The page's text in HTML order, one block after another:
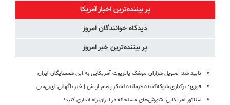
نرو(تخفیف40%)
کردی!(تخفیف
ویژه)
پر بیننده‌ترین اخبار آمریکا
دیدگاه خوانندگان امروز
پر بیننده‌ترین خبر امروز
تایید شد: تحویل هزاران موشک پاتریوت آمریکایی به این همسایگان ایران
فوری؛ برکناری شوکه‌کننده فرمانده لشکر پنجم ارتش | خبر ناگهانی ای‌بی‌سی
سناتور آمریکایی: شورش‌های مسلحانه در ایران راه اندازی کنید!